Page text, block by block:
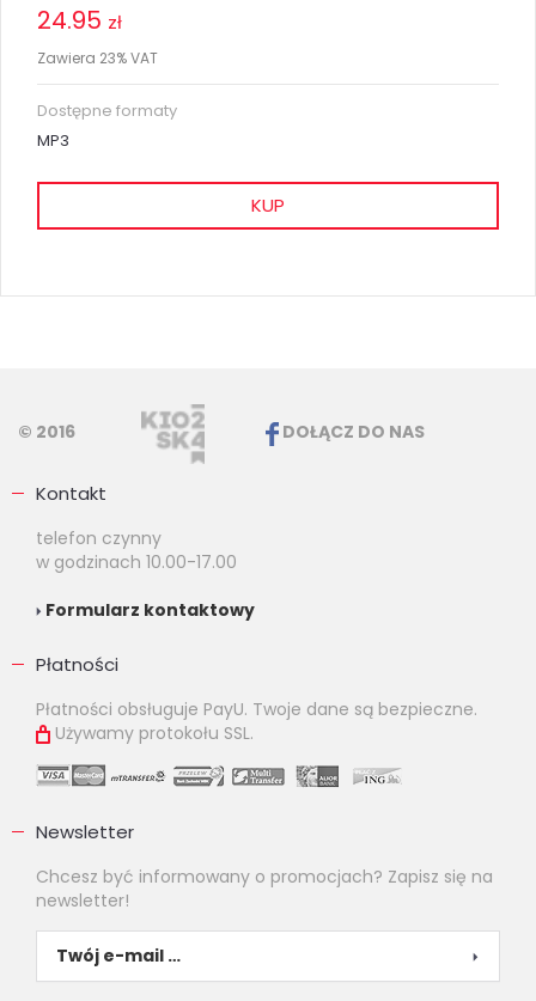
24.95 zł
Zawiera 23% VAT
Dostępne formaty
MP3
KUP
© 2016 DOŁĄCZ DO NAS
Kontakt
telefon czynny
w godzinach 10.00-17.00
Formularz kontaktowy
Płatności
Płatności obsługuje PayU. Twoje dane są bezpieczne.
Używamy protokołu SSL.
Newsletter
Chcesz być informowany o promocjach? Zapisz się na
newsletter!